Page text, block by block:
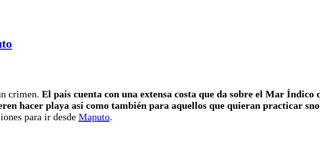
crimen. El país cuenta con una extensa costa que da sobre el Mar Índico
hacer playa así como también para aquellos que quieran practicar
para ir desde Maputo.